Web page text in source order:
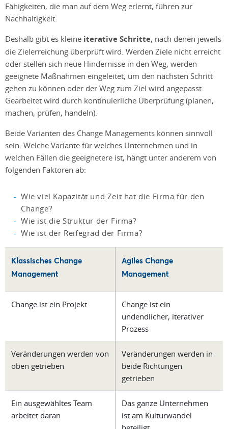
Fähigkeiten, die man auf dem Weg erlernt, führen zur
Nachhaltigkeit.
Deshalb gibt es kleine iterative Schritte, nach denen jeweils
die Zielerreichung überprüft wird. Werden Ziele nicht erreicht
oder stellen sich neue Hindernisse in den Weg, werden
geeignete Maßnahmen eingeleitet, um den nächsten Schritt
gehen zu können oder der Weg zum Ziel wird angepasst.
Gearbeitet wird durch kontinuierliche Überprüfung (planen,
machen, prüfen, handeln).
Beide Varianten des Change Managements können sinnvoll
sein. Welche Variante für welches Unternehmen und in
welchen Fällen die geeignetere ist, hängt unter anderem von
folgenden Faktoren ab:
Wie viel Kapazität und Zeit hat die Firma für den
Change?
Wie ist die Struktur der Firma?
Wie ist der Reifegrad der Firma?
Klassisches Change
Management
Agiles Change
Management
Change ist ein Projekt
Change ist ein
undendlicher, iterativer
Prozess
Veränderungen werden von
oben getrieben
Veränderungen werden in
beide Richtungen
getrieben
Ein ausgewähltes Team
arbeitet daran
Das ganze Unternehmen
ist am Kulturwandel